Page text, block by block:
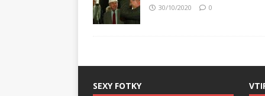
30/10/2020 0
SEXY FOTKY